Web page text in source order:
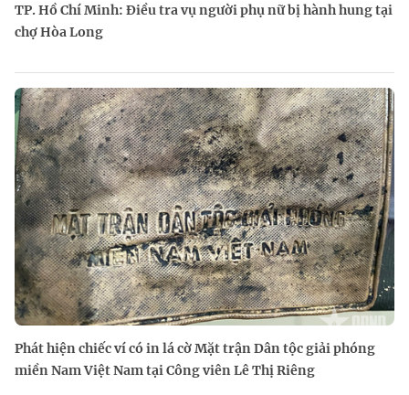
TP. Hồ Chí Minh: Điều tra vụ người phụ nữ bị hành hung tại
chợ Hòa Long
Phát hiện chiếc ví có in lá cờ Mặt trận Dân tộc giải phóng
miền Nam Việt Nam tại Công viên Lê Thị Riêng